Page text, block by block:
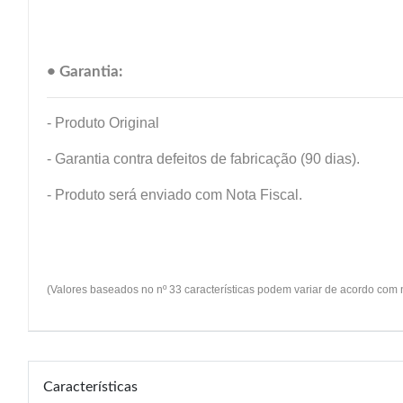
• Garantia:
- Produto Original
- Garantia contra defeitos de fabricação (90 dias).
- Produto será enviado com Nota Fiscal.
(Valores baseados no nº 33 características podem variar de acordo com
Características